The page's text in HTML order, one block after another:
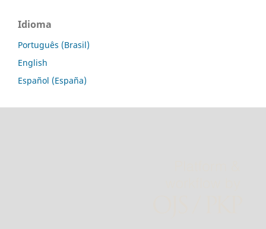
Idioma
Português (Brasil)
English
Español (España)